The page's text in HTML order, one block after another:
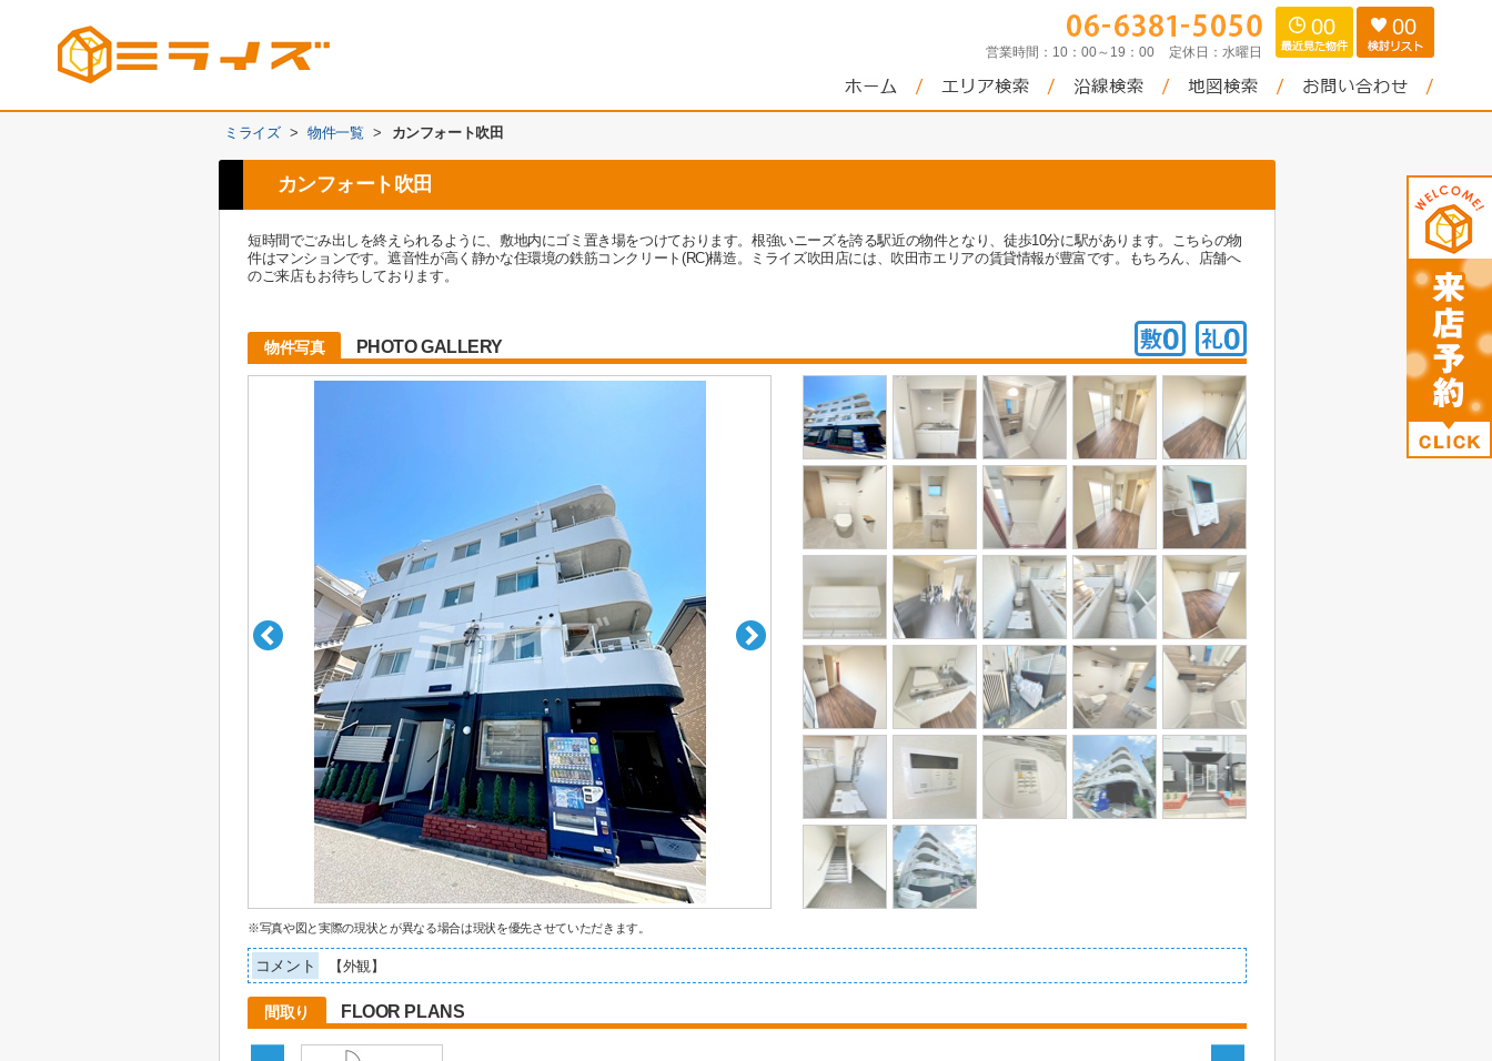
営業時間： 10：00～19：00 定休日： 水曜日
00 00
ミライズ > 物件一覧 > カンフォート吹田
カンフォート吹田
短時間でごみ出しを終えられるように、敷地内にゴミ置き場をつけております。根強いニーズを誇る駅近の物件となり、徒歩10分に駅があります。こちらの物
件はマンションです。遮音性が高く静かな住環境の鉄筋コンクリート(RC)構造。ミライズ吹田店には、吹田市エリアの賃貸情報が豊富です。もちろん、店舗へ
のご来店もお待ちしております。
物件写真 PHOTO GALLERY
※写真や図と実際の現状とが異なる場合は現状を優先させていただきます。
コメント 【外観】
間取り FLOOR PLANS